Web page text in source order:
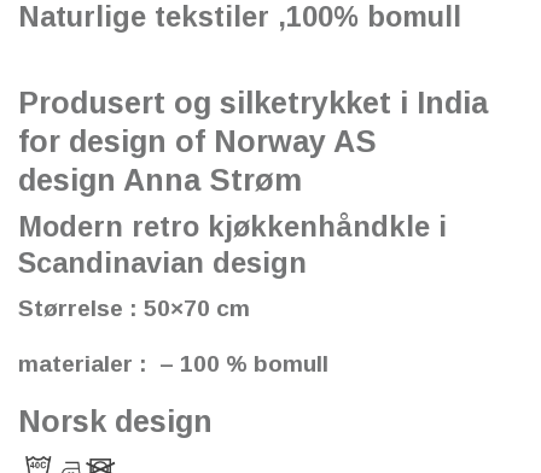
Naturlige tekstiler ,100% bomull
Produsert og silketrykket i India
for design of Norway AS
design Anna Strøm
Modern retro kjøkkenhåndkle i
Scandinavian design
Størrelse : 50×70 cm
materialer : – 100 % bomull
Norsk design